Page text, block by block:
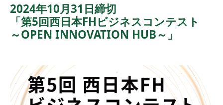
2024年10月31日締切
「第5回西日本FHビジネスコンテスト
～OPEN INNOVATION HUB～」